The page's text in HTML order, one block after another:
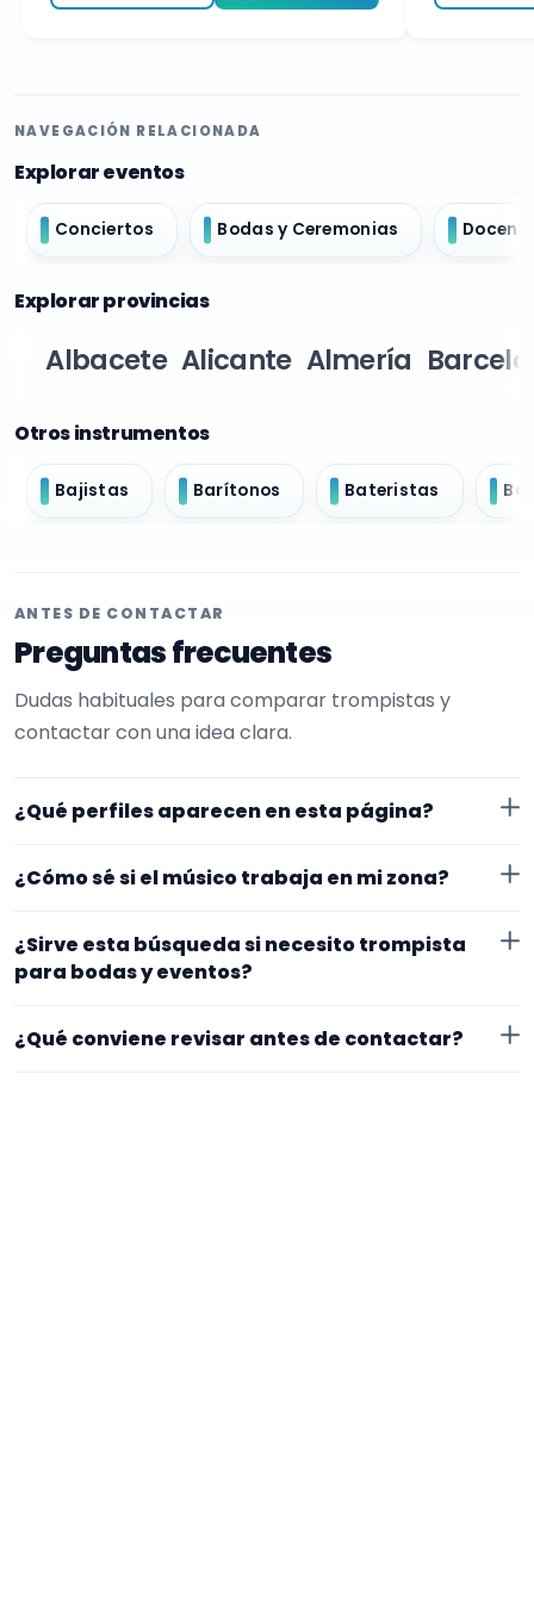
NAVEGACIÓN RELACIONADA
Explorar eventos
Conciertos Bodas y Ceremonias
Explorar provincias
Albacete Alicante Almería
Otros instrumentos
Bajistas Barítonos Bateristas
ANTES DE CONTACTAR
Preguntas frecuentes
Dudas habituales para comparar trompistas y
contactar con una idea clara.
¿Qué perfiles aparecen en esta página?
EncuentraMúsico. La selección está filtrada por
¿Cómo sé si el músico trabaja en mi zona?
necesitas desplazamiento o fechas concretas, lo
¿Sirve esta búsqueda si necesito trompista
para bodas y eventos?
contexto. Para afinar mejor, revisa especialidad
¿Qué conviene revisar antes de contactar?